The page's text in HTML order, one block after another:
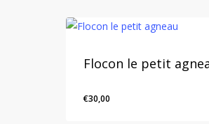
Flocon le petit
€30,00